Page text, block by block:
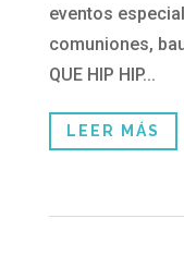
eventos
comuniones,
QUE HIP HIP...
LEER MÁS